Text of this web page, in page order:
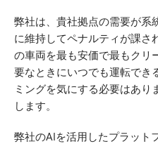
弊社は、貴社拠点の需要が系
に維持してペナルティが課さ
の車両を最も安価で最もクリ
要なときにいつでも運転でき
ミングを気にする必要はあ
します。
弊社のAIを活用したプラット